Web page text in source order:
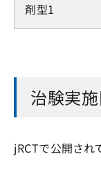
剤型1
治験実
jRCTで公開され